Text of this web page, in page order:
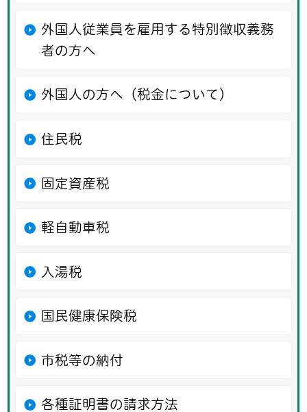
外国人従業員を雇用する特別徴収義務
者の方へ
外国人の方へ（税金について）
住民税
固定資産税
軽自動車税
入湯税
国民健康保険税
市税等の納付
各種証明書の請求方法